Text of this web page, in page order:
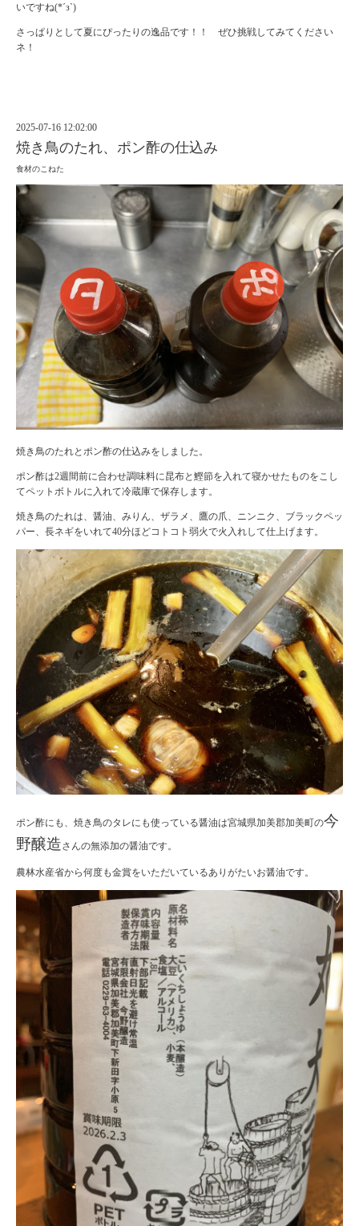
いですね(*´з`)
さっぱりとして夏にぴったりの逸品です！！ ぜひ挑戦してみてください
ネ！
2025-07-16 12:02:00
焼き鳥のたれ、ポン酢の仕込み
食材のこねた
焼き鳥のたれとポン酢の仕込みをしました。
ポン酢は2週間前に合わせ調味料に昆布と鰹節を入れて寝かせたものをこし
てペットボトルに入れて冷蔵庫で保存します。
焼き鳥のたれは、醤油、みりん、ザラメ、鷹の爪、ニンニク、ブラックペッ
パー、長ネギをいれて40分ほどコトコト弱火で火入れして仕上げます。
ポン酢にも、焼き鳥のタレにも使っている醤油は宮城県加美郡加美町の今
野醸造さんの無添加の醤油です。
農林水産省から何度も金賞をいただいているありがたいお醤油です。